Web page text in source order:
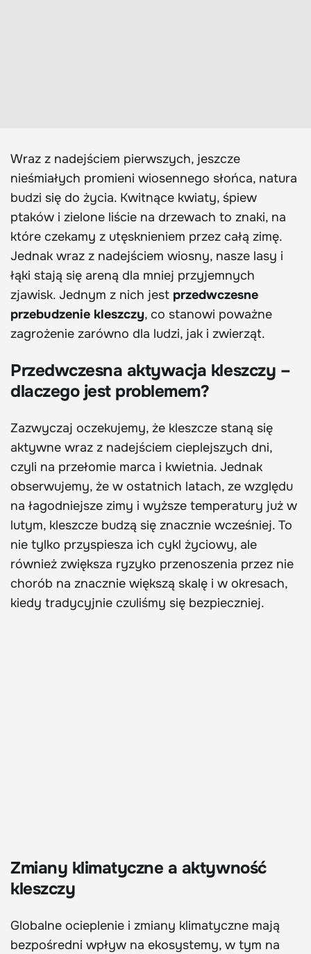
Wraz z nadejściem pierwszych, jeszcze
nieśmiałych promieni wiosennego słońca, natura
budzi się do życia. Kwitnące kwiaty, śpiew
ptaków i zielone liście na drzewach to znaki, na
które czekamy z utęsknieniem przez całą zimę.
Jednak wraz z nadejściem wiosny, nasze lasy i
łąki stają się areną dla mniej przyjemnych
zjawisk. Jednym z nich jest przedwczesne
przebudzenie kleszczy, co stanowi poważne
zagrożenie zarówno dla ludzi, jak i zwierząt.
Przedwczesna aktywacja kleszczy –
dlaczego jest problemem?
Zazwyczaj oczekujemy, że kleszcze staną się
aktywne wraz z nadejściem cieplejszych dni,
czyli na przełomie marca i kwietnia. Jednak
obserwujemy, że w ostatnich latach, ze względu
na łagodniejsze zimy i wyższe temperatury już w
lutym, kleszcze budzą się znacznie wcześniej. To
nie tylko przyspiesza ich cykl życiowy, ale
również zwiększa ryzyko przenoszenia przez nie
chorób na znacznie większą skalę i w okresach,
kiedy tradycyjnie czuliśmy się bezpieczniej.
Zmiany klimatyczne a aktywność
kleszczy
Globalne ocieplenie i zmiany klimatyczne mają
bezpośredni wpływ na ekosystemy, w tym na